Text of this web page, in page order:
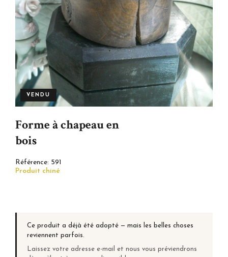
VENDU
Forme à chapeau en
bois
Référence: 591
Produit chiné
Ce produit a déjà été adopté — mais les belles choses
reviennent parfois.
Laissez votre adresse e-mail et nous vous préviendrons